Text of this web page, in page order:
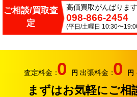
2026.06.14
こんにちはサークルです。梅雨が
出張買取頑張ってます。
2026.06.07
り強化中です。
2026.05.17
ご相談/買取査
定
高価買取がんばります
098-866-2454
(平日/土曜日 10:30〜
査定料金：0 円 出張料金：0 円
まずはお気軽にご相